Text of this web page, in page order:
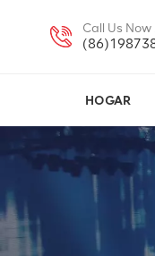
Call Us Now
HOGAR